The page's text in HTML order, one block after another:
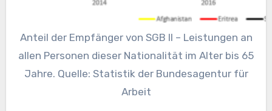
Anteil der Empfänger von SGB II – Leistungen an
allen Personen dieser Nationalität im Alter bis 65
Jahre. Quelle: Statistik der Bundesagentur für
Arbeit